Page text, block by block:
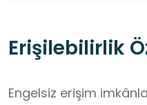
Erişilebilirlik
Engelsiz erişim